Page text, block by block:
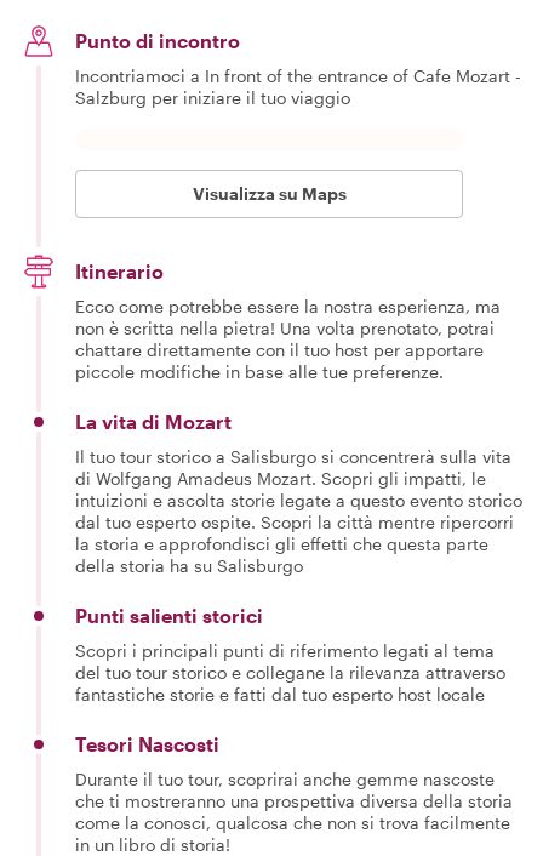
Punto di incontro
Incontriamoci a In front of the entrance of Cafe Mozart -
Salzburg per iniziare il tuo viaggio
Visualizza su Maps
Itinerario
Ecco come potrebbe essere la nostra esperienza, ma
non è scritta nella pietra! Una volta prenotato, potrai
chattare direttamente con il tuo host per apportare
piccole modifiche in base alle tue preferenze.
La vita di Mozart
Il tuo tour storico a Salisburgo si concentrerà sulla vita
di Wolfgang Amadeus Mozart. Scopri gli impatti, le
intuizioni e ascolta storie legate a questo evento storico
dal tuo esperto ospite. Scopri la città mentre ripercorri
la storia e approfondisci gli effetti che questa parte
della storia ha su Salisburgo
Punti salienti storici
Scopri i principali punti di riferimento legati al tema
del tuo tour storico e collegane la rilevanza attraverso
fantastiche storie e fatti dal tuo esperto host locale
Tesori Nascosti
Durante il tuo tour, scoprirai anche gemme nascoste
che ti mostreranno una prospettiva diversa della storia
come la conosci, qualcosa che non si trova facilmente
in un libro di storia!